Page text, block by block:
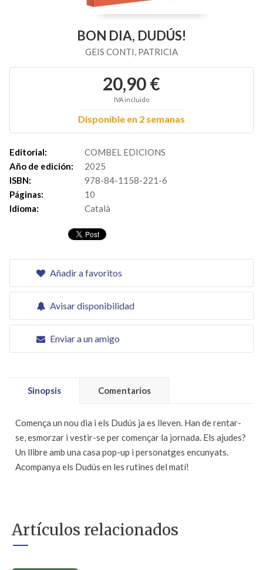
BON DIA, DUDÚS!
GEIS CONTI, PATRICIA
20,90 €
IVA incluido
Disponible en 2 semanas
Editorial:
COMBEL EDICIONS
Año de edición:
2025
ISBN:
978-84-1158-221-6
Páginas:
10
Idioma:
Català
Añadir a favoritos
Avisar disponibilidad
Enviar a un amigo
Sinopsis Comentarios
Comença un nou dia i els Dudús ja es lleven. Han de rentar-
se, esmorzar i vestir-se per començar la jornada. Els ajudes?
Un llibre amb una casa pop-up i personatges encunyats.
Acompanya els Dudús en les rutines del matí!
Artículos relacionados